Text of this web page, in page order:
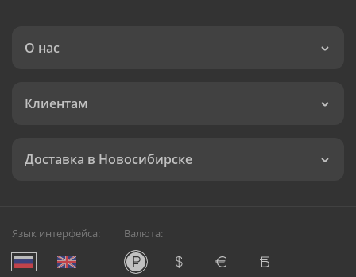
О нас
Клиентам
Доставка в Новосибирске
Язык интерфейса: Валюта: